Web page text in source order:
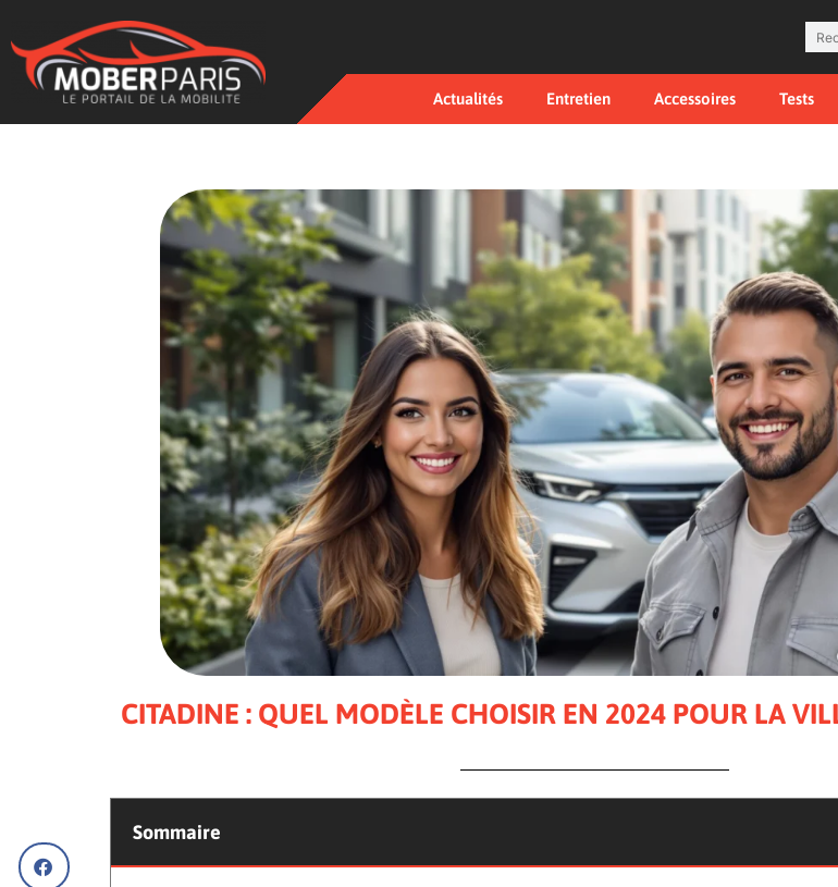
Actualités Entretien Accessoires Tests
CITADINE : QUEL MODÈLE CHOISIR EN 2024 POUR LA
Sommaire